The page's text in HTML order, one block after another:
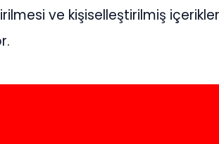
ve kişiselleştirilmiş